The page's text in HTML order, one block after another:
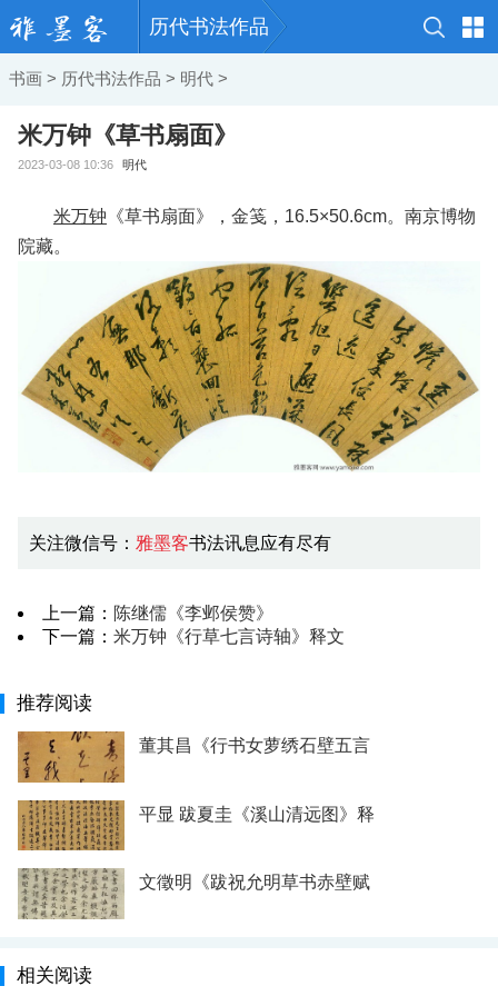
历代书法作品
书画 > 历代书法作品 > 明代 >
米万钟《草书扇面》
2023-03-08 10:36 明代
米万钟 《草书扇面》，金笺，16.5×50.6cm。南京博物
院藏。
关注微信号： 雅墨客书法讯息应有尽有
上一篇： 陈继儒《李邺侯赞》
下一篇： 米万钟《行草七言诗轴》释文
推荐阅读
董其昌《行书女萝绣石壁五言
平显 跋夏圭《溪山清远图》释
文徵明《跋祝允明草书赤壁赋
相关阅读